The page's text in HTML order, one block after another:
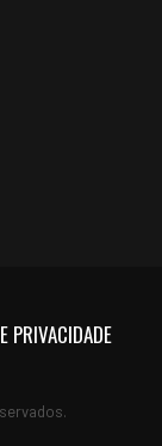
PRIVACIDADE